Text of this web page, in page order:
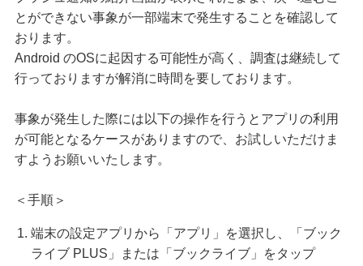
とができない事象が一部端末で発生することを確認して
おります。
Android のOSに起因する可能性が高く、調査は継続して
行っておりますが解消に時間を要しております。
事象が発生した際には以下の操作を行うとアプリの利用
が可能となるケースがありますので、お試しいただけま
すようお願いいたします。
＜手順＞
端末の設定アプリから「アプリ」を選択し、「ブック
ライブ PLUS」または「ブックライブ」をタップ